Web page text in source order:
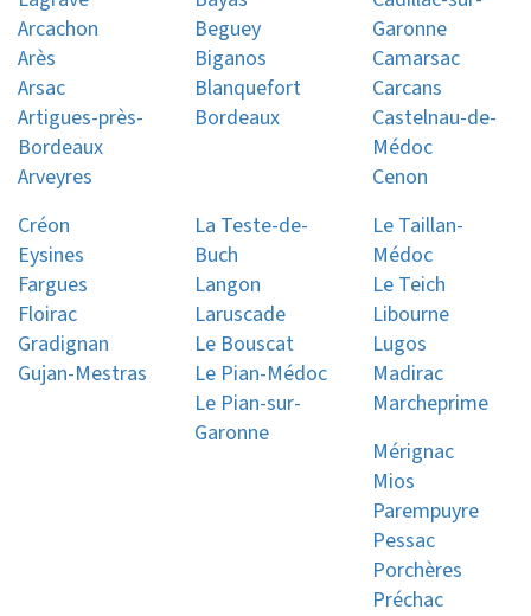
Arcachon
Arès
Arsac
Artigues-près-
Bordeaux
Arveyres
Beguey
Biganos
Blanquefort
Bordeaux
Garonne
Camarsac
Carcans
Castelnau-de-
Médoc
Cenon
Créon
Eysines
Fargues
Floirac
Gradignan
Gujan-Mestras
La Teste-de-
Buch
Langon
Laruscade
Le Bouscat
Le Pian-Médoc
Le Pian-sur-
Garonne
Le Taillan-
Médoc
Le Teich
Libourne
Lugos
Madirac
Marcheprime
Mérignac
Mios
Parempuyre
Pessac
Porchères
Préchac